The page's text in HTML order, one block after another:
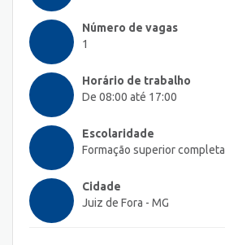
Número de vagas
1
Horário de trabalho
De 08:00 até 17:00
Escolaridade
Formação superior completa
Cidade
Juiz de Fora - MG